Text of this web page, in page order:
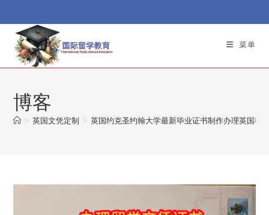
to
content
菜单
博客
> 英国文凭定制 > 英国约克圣约翰大学最新毕业证书制作办理英国毕